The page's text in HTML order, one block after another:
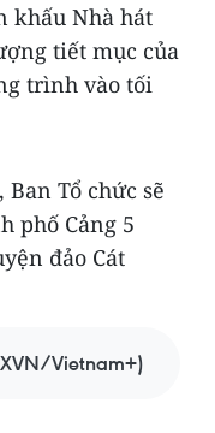
khấu Nhà hát
tiết mục của
trình vào tối
Tổ chức sẽ
phố Cảng 5
đảo Cát
Vietnam+)